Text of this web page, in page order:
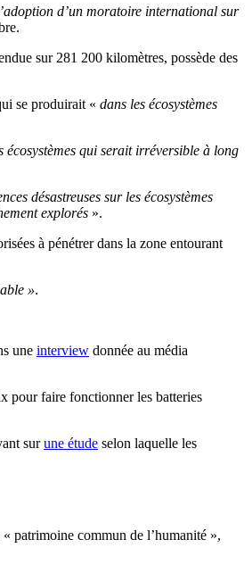
d’un moratoire international sur
sur 281 200 kilomètres, possède des
se produirait « dans les écosystèmes
écosystèmes qui serait irréversible à long
désastreuses sur les écosystèmes
explorés ».
à pénétrer dans la zone entourant
».
une interview donnée au média
pour faire fonctionner les batteries
surune étude selon laquelle les
patrimoine commun de l’humanité »,